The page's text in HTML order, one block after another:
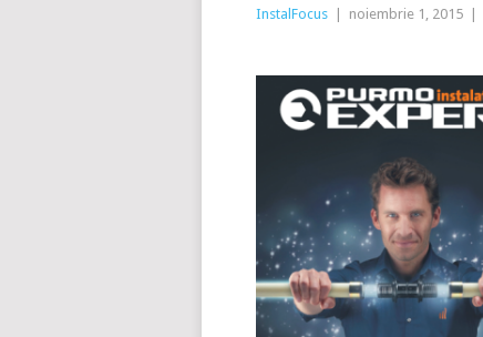
InstalFocus noiembrie 1, 2015